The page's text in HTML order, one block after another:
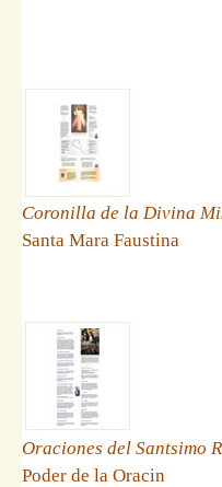
Coronilla de la Divina
Santa Mara Faustina
Oraciones del Santsimo
Poder de la Oracin